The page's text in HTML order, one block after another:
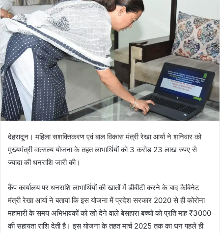
d
a
n
e
m
a
i
l
देहरादून। महिला सशक्तिकरण एवं बाल विकास मंत्री रेखा आर्या ने शनिवार को
मुख्यमंत्री वात्सल्य योजना के तहत लाभार्थियों को 3 करोड़ 23 लाख रुपए से
ज्यादा की धनराशि जारी की।
कैंप कार्यालय पर धनराशि लाभार्थियों की खातों में डीबीटी करने के बाद कैबिनेट
मंत्री रेखा आर्या ने बताया कि इस योजना में प्रदेश सरकार 2020 से ही कोरोना
महामारी के समय अभिभावकों को खो देने वाले बेसहारा बच्चों को प्रति माह ₹3000
की सहायता राशि देती है। इस योजना के तहत मार्च 2025 तक का धन पहले ही